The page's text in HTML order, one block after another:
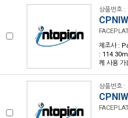
상품번호
제조사 :
:
께 사용 가
상품번호
CPNIW